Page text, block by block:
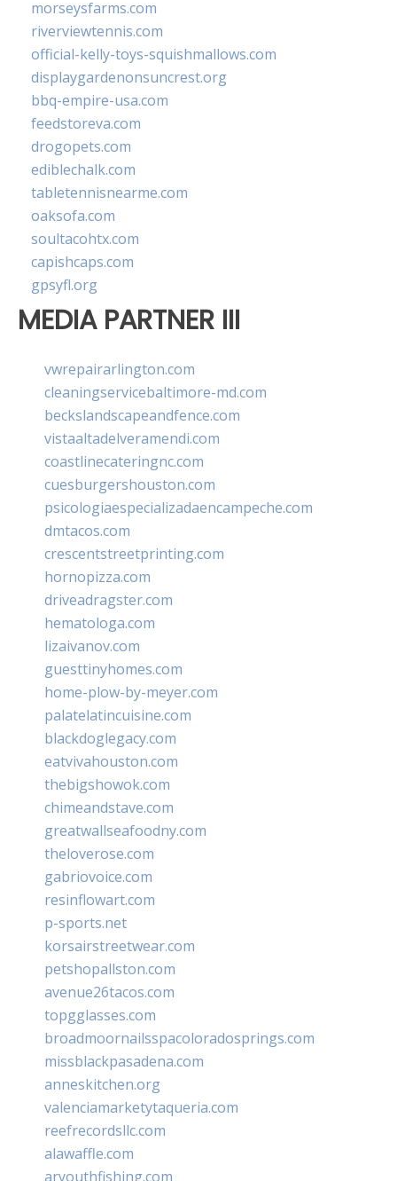
morseysfarms.com
riverviewtennis.com
official-kelly-toys-squishmallows.com
displaygardenonsuncrest.org
bbq-empire-usa.com
feedstoreva.com
drogopets.com
ediblechalk.com
tabletennisnearme.com
oaksofa.com
soultacohtx.com
capishcaps.com
gpsyfl.org
MEDIA PARTNER III
vwrepairarlington.com
cleaningservicebaltimore-md.com
beckslandscapeandfence.com
vistaaltadelveramendi.com
coastlinecateringnc.com
cuesburgershouston.com
psicologiaespecializadaencampeche.com
dmtacos.com
crescentstreetprinting.com
hornopizza.com
driveadragster.com
hematologa.com
lizaivanov.com
guesttinyhomes.com
home-plow-by-meyer.com
palatelatincuisine.com
blackdoglegacy.com
eatvivahouston.com
thebigshowok.com
chimeandstave.com
greatwallseafoodny.com
theloverose.com
gabriovoice.com
resinflowart.com
p-sports.net
korsairstreetwear.com
petshopallston.com
avenue26tacos.com
topgglasses.com
broadmoornailsspacoloradosprings.com
missblackpasadena.com
anneskitchen.org
valenciamarketytaqueria.com
reefrecordsllc.com
alawaffle.com
aryouthfishing.com